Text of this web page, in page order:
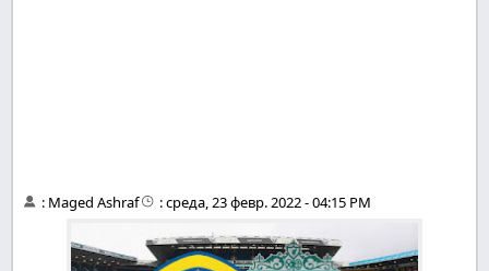
: Maged Ashraf :среда, 23 февр. 2022 - 04:15 PM